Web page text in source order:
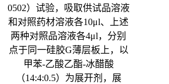
0502）试验，吸取供试品溶液
和对照药材溶液各10μl、上述
两种对照品溶液各4μl，分别
点于同一硅胶G薄层板上，以
甲苯-乙酸乙酯-冰醋酸
（14:4:0.5）为展开剂，展